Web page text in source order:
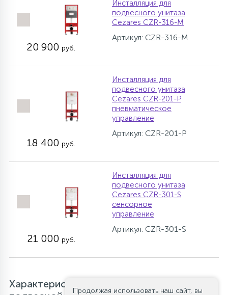
Инсталляция для
подвесного унитаза
Cezares CZR-316-M
Артикул: CZR-316-M
20 900 руб.
Инсталляция для
подвесного унитаза
Cezares CZR-201-P
пневматическое
управление
Артикул: CZR-201-P
18 400 руб.
Инсталляция для
подвесного унитаза
Cezares CZR-301-S
сенсорное
управление
Артикул: CZR-301-S
21 000 руб.
Характеристики Унитаз укороченный
Продолжая использовать наш сайт, вы